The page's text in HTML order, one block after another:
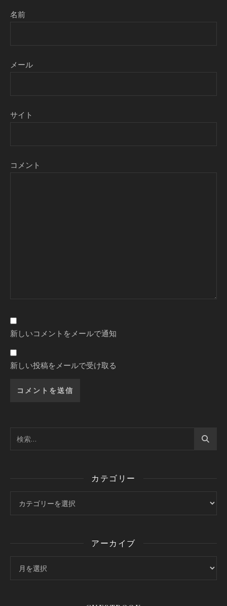
名前
メール
サイト
コメント
新しいコメントをメールで通知
新しい投稿をメールで受け取る
カテゴリー
アーカイブ